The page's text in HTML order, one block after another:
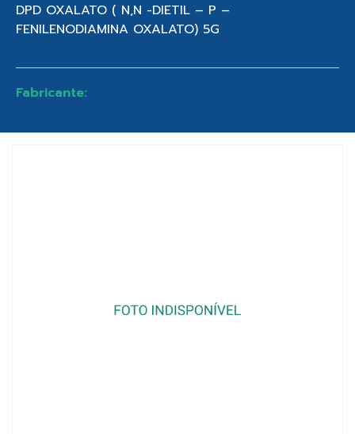
DPD OXALATO ( N,N -DIETIL – P –
FENILENODIAMINA OXALATO) 5G
Fabricante: